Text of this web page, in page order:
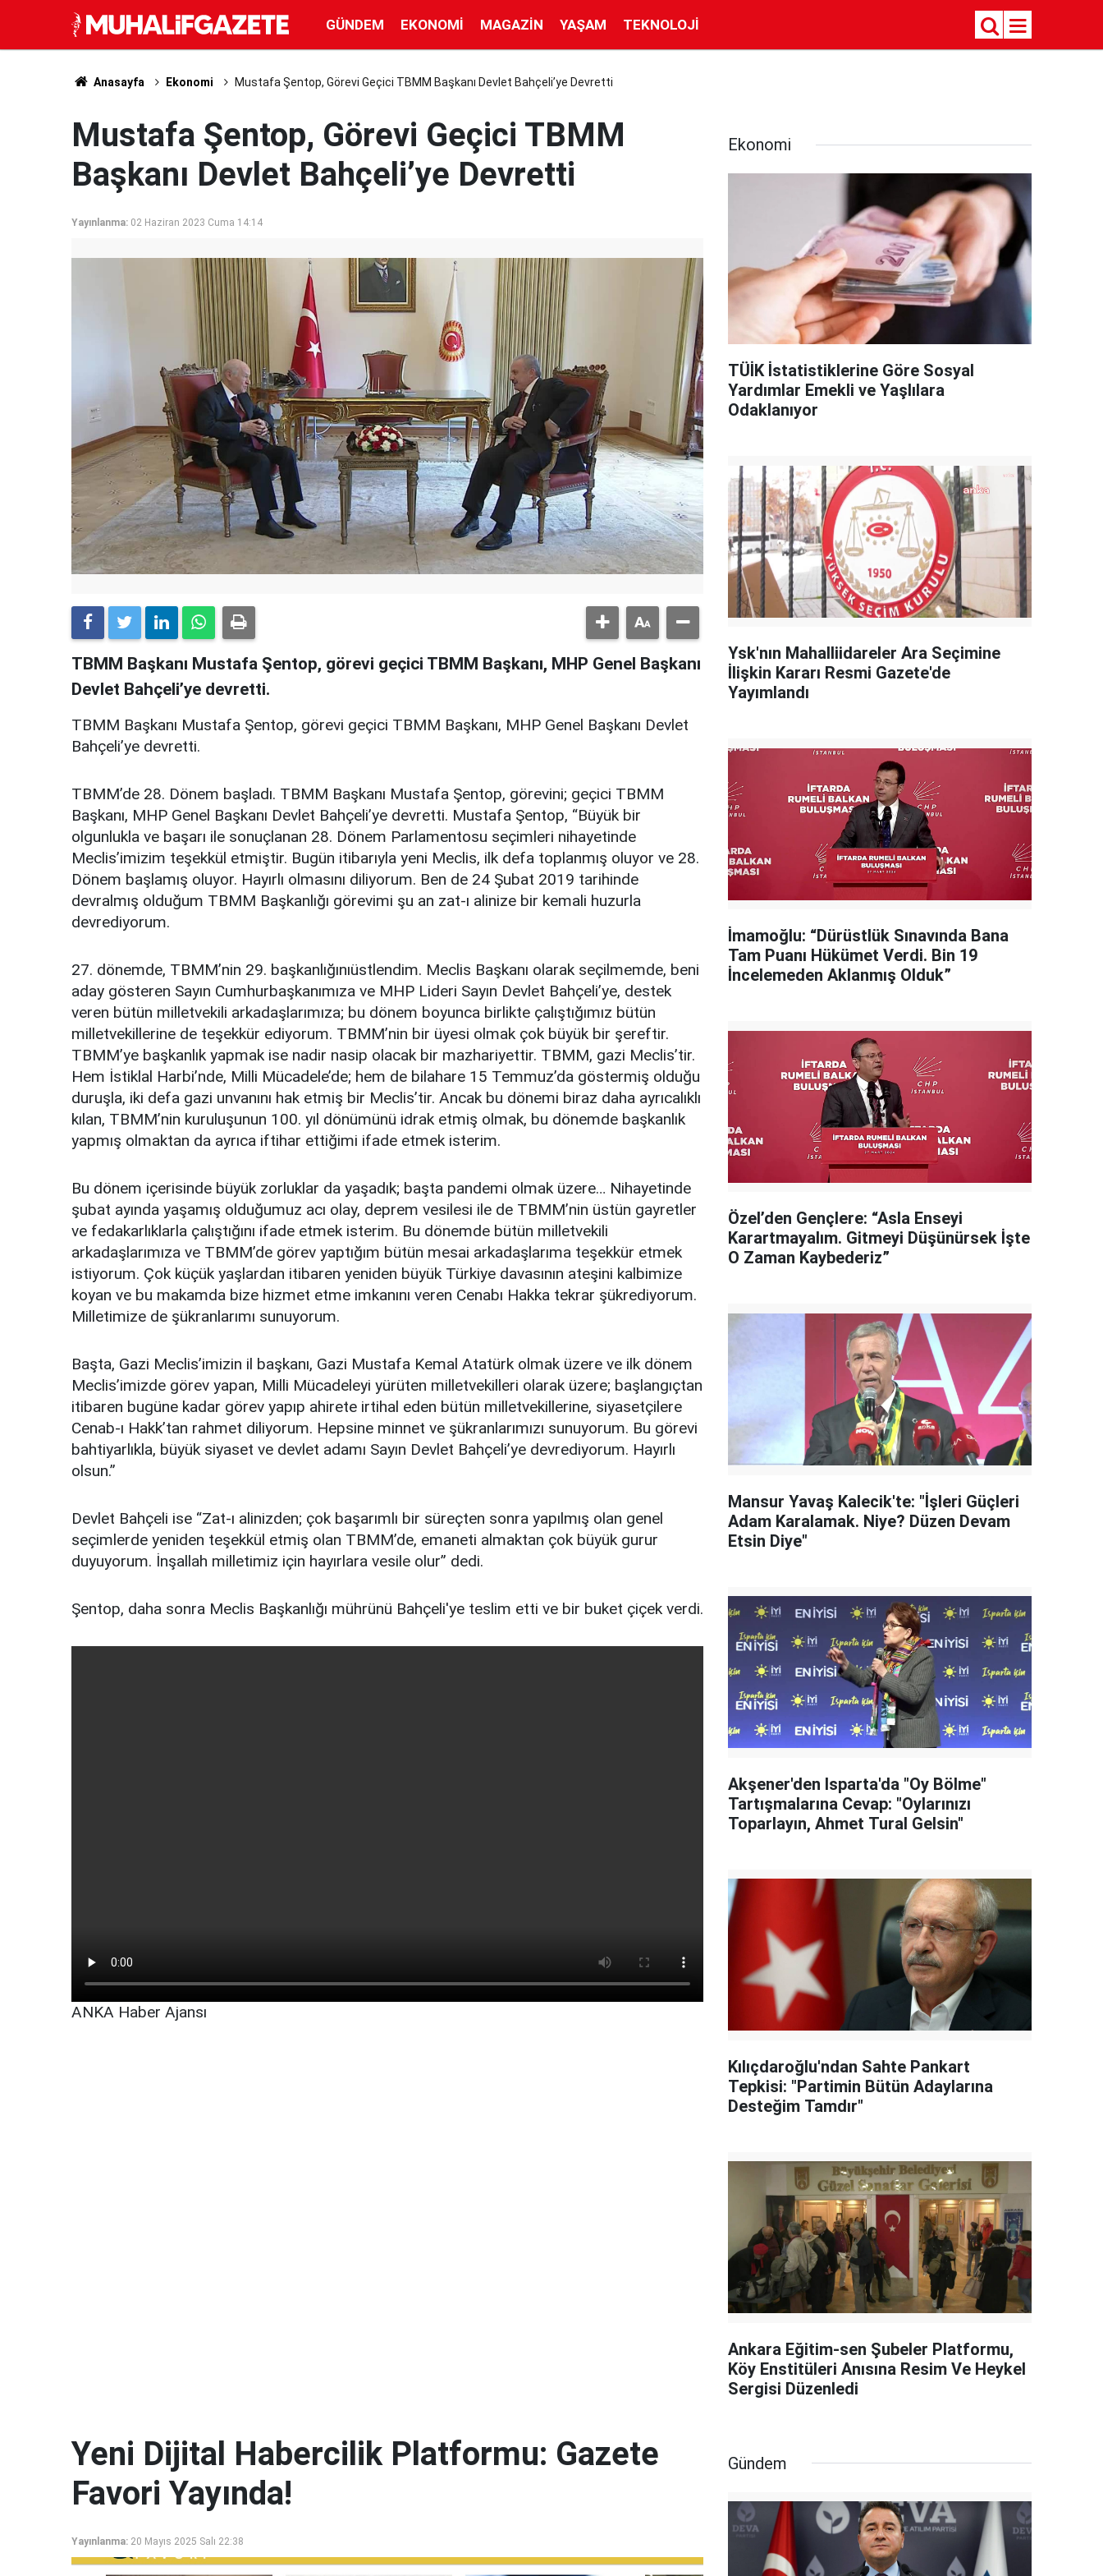
GÜNDEM EKONOMI MAGAZIN YAŞAM TEKNOLOJI
Anasayfa Ekonomi Mustafa Şentop, Görevi Geçici TBMM Başkanı Devlet Bahçeli’ye Devretti
Mustafa Şentop, Görevi Geçici TBMM
Başkanı Devlet Bahçeli’ye Devretti
Yayınlanma: 02 Haziran 2023 Cuma 14:14
TBMM Başkanı Mustafa Şentop, görevi geçici TBMM Başkanı, MHP Genel Başkanı
Devlet Bahçeli’ye devretti.
TBMM Başkanı Mustafa Şentop, görevi geçici TBMM Başkanı, MHP Genel Başkanı Devlet
Bahçeli’ye devretti.
TBMM’de 28. Dönem başladı. TBMM Başkanı Mustafa Şentop, görevini; geçici TBMM
Başkanı, MHP Genel Başkanı Devlet Bahçeli’ye devretti. Mustafa Şentop, “Büyük bir
olgunlukla ve başarı ile sonuçlanan 28. Dönem Parlamentosu seçimleri nihayetinde
Meclis’imizim teşekkül etmiştir. Bugün itibarıyla yeni Meclis, ilk defa toplanmış oluyor ve 28.
Dönem başlamış oluyor. Hayırlı olmasını diliyorum. Ben de 24 Şubat 2019 tarihinde
devralmış olduğum TBMM Başkanlığı görevimi şu an zat-ı alinize bir kemali huzurla
devrediyorum.
27. dönemde, TBMM’nin 29. başkanlığınıüstlendim. Meclis Başkanı olarak seçilmemde, beni
aday gösteren Sayın Cumhurbaşkanımıza ve MHP Lideri Sayın Devlet Bahçeli’ye, destek
veren bütün milletvekili arkadaşlarımıza; bu dönem boyunca birlikte çalıştığımız bütün
milletvekillerine de teşekkür ediyorum. TBMM’nin bir üyesi olmak çok büyük bir şereftir.
TBMM’ye başkanlık yapmak ise nadir nasip olacak bir mazhariyettir. TBMM, gazi Meclis’tir.
Hem İstiklal Harbi’nde, Milli Mücadele’de; hem de bilahare 15 Temmuz’da göstermiş olduğu
duruşla, iki defa gazi unvanını hak etmiş bir Meclis’tir. Ancak bu dönemi biraz daha ayrıcalıklı
kılan, TBMM’nin kuruluşunun 100. yıl dönümünü idrak etmiş olmak, bu dönemde başkanlık
yapmış olmaktan da ayrıca iftihar ettiğimi ifade etmek isterim.
Bu dönem içerisinde büyük zorluklar da yaşadık; başta pandemi olmak üzere… Nihayetinde
şubat ayında yaşamış olduğumuz acı olay, deprem vesilesi ile de TBMM’nin üstün gayretler
ve fedakarlıklarla çalıştığını ifade etmek isterim. Bu dönemde bütün milletvekili
arkadaşlarımıza ve TBMM’de görev yaptığım bütün mesai arkadaşlarıma teşekkür etmek
istiyorum. Çok küçük yaşlardan itibaren yeniden büyük Türkiye davasının ateşini kalbimize
koyan ve bu makamda bize hizmet etme imkanını veren Cenabı Hakka tekrar şükrediyorum.
Milletimize de şükranlarımı sunuyorum.
Başta, Gazi Meclis’imizin il başkanı, Gazi Mustafa Kemal Atatürk olmak üzere ve ilk dönem
Meclis’imizde görev yapan, Milli Mücadeleyi yürüten milletvekilleri olarak üzere; başlangıçtan
itibaren bugüne kadar görev yapıp ahirete irtihal eden bütün milletvekillerine, siyasetçilere
Cenab-ı Hakk’tan rahmet diliyorum. Hepsine minnet ve şükranlarımızı sunuyorum. Bu görevi
bahtiyarlıkla, büyük siyaset ve devlet adamı Sayın Devlet Bahçeli’ye devrediyorum. Hayırlı
olsun.”
Devlet Bahçeli ise “Zat-ı alinizden; çok başarımlı bir süreçten sonra yapılmış olan genel
seçimlerde yeniden teşekkül etmiş olan TBMM’de, emaneti almaktan çok büyük gurur
duyuyorum. İnşallah milletimiz için hayırlara vesile olur” dedi.
Şentop, daha sonra Meclis Başkanlığı mührünü Bahçeli'ye teslim etti ve bir buket çiçek verdi.
ANKA Haber Ajansı
Ekonomi
TÜİK İstatistiklerine Göre Sosyal
Yardımlar Emekli ve Yaşlılara
Odaklanıyor
Ysk'nın Mahalliidareler Ara Seçimine
İlişkin Kararı Resmi Gazete'de
Yayımlandı
İmamoğlu: “Dürüstlük Sınavında Bana
Tam Puanı Hükümet Verdi. Bin 19
İncelemeden Aklanmış Olduk”
Özel’den Gençlere: “Asla Enseyi
Karartmayalım. Gitmeyi Düşünürsek İşte
O Zaman Kaybederiz”
Mansur Yavaş Kalecik'te: "İşleri Güçleri
Adam Karalamak. Niye? Düzen Devam
Etsin Diye"
Akşener'den Isparta'da "Oy Bölme"
Tartışmalarına Cevap: "Oylarınızı
Toparlayın, Ahmet Tural Gelsin"
Kılıçdaroğlu'ndan Sahte Pankart
Tepkisi: "Partimin Bütün Adaylarına
Desteğim Tamdır"
Ankara Eğitim-sen Şubeler Platformu,
Köy Enstitüleri Anısına Resim Ve Heykel
Sergisi Düzenledi
Yeni Dijital Habercilik Platformu: Gazete
Favori Yayında!
Yayınlanma: 20 Mayıs 2025 Salı 22:38
Gündem